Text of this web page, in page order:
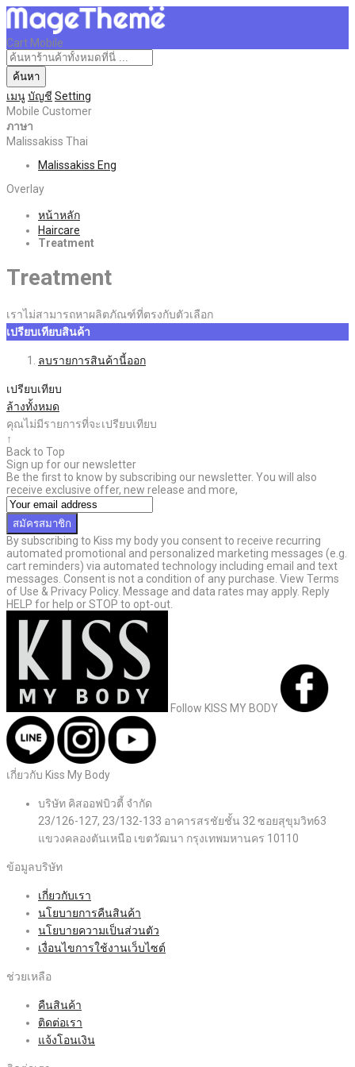
Cart Mobile
ค้นหา
เมนูบัญชี Setting
Mobile Customer
ภาษา
Malissakiss Thai
Malissakiss Eng
Overlay
หน้าหลัก
Haircare
Treatment
Treatment
เราไม่สามารถหาผลิตภัณฑ์ที่ตรงกับตัวเลือก
เปรียบเทียบสินค้า
ลบรายการสินค้านี้ออก
เปรียบเทียบ
ล้างทั้งหมด
คุณไม่มีรายการที่จะเปรียบเทียบ
↑
Back to Top
Sign up for our newsletter
Be the first to know by subscribing our newsletter. You will also
receive exclusive offer, new release and more,
สมัครสมาชิก
By subscribing to Kiss my body you consent to receive recurring
automated promotional and personalized marketing messages (e.g.
cart reminders) via automated technology including email and text
messages. Consent is not a condition of any purchase. View Terms
of Use & Privacy Policy. Message and data rates may apply. Reply
HELP for help or STOP to opt-out.
Follow KISS MY BODY
เกี่ยวกับ Kiss My Body
บริษัท คิสออฟบิวตี้ จำกัด
23/126-127, 23/132-133 อาคารสรชัยชั้น 32 ซอยสุขุมวิท63
แขวงคลองตันเหนือ เขตวัฒนา กรุงเทพมหานคร 10110
ข้อมูลบริษัท
เกี่ยวกับเรา
นโยบายการคืนสินค้า
นโยบายความเป็นส่วนตัว
เงื่อนไขการใช้งานเว็บไซต์
ช่วยเหลือ
คืนสินค้า
ติดต่อเรา
แจ้งโอนเงิน